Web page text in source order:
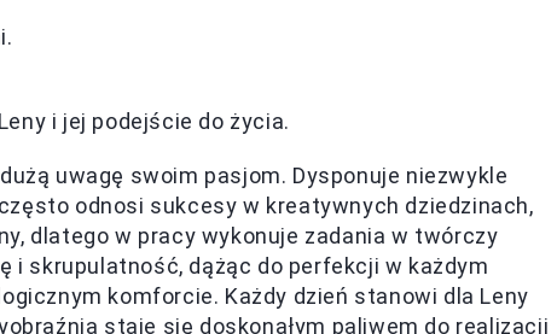
i jej podejście do życia.
uwagę swoim pasjom. Dysponuje niezwykle
odnosi sukcesy w kreatywnych dziedzinach,
dlatego w pracy wykonuje zadania w twórczy
i skrupulatność, dążąc do perfekcji w każdym
komforcie. Każdy dzień stanowi dla Leny
staje się doskonałym paliwem do realizacji